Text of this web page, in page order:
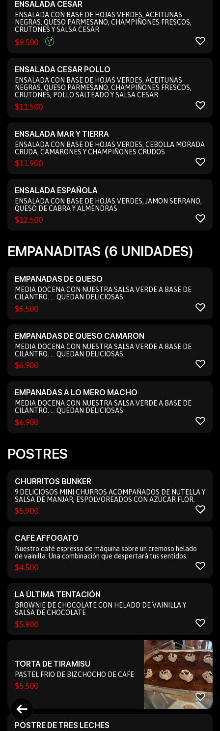
ENSALADA CESAR
ENSALADA CON BASE DE HOJAS VERDES, ACEITUNAS
NEGRAS, QUESO PARMESANO, CHAMPIÑONES FRESCOS,
CRUTONES Y SALSA CESAR
$9.500
ENSALADA CESAR POLLO
ENSALADA CON BASE DE HOJAS VERDES, ACEITUNAS
NEGRAS, QUESO PARMESANO, CHAMPIÑONES FRESCOS,
CRUTONES, POLLO SALTEADO Y SALSA CESAR
$11.500
ENSALADA MAR Y TIERRA
ENSALADA CON BASE DE HOJAS VERDES, CEBOLLA MORADA
CRUDA, CAMARONES Y CHAMPIÑONES CRUDOS
$11.900
ENSALADA ESPAÑOLA
ENSALADA CON BASE DE HOJAS VERDES, JAMÓN SERRANO,
QUESO DE CABRA Y ALMENDRAS
$12.500
EMPANADITAS (6 UNIDADES)
EMPANADAS DE QUESO
MEDIA DOCENA CON NUESTRA SALSA VERDE A BASE DE
CILANTRO. ... QUEDAN DELICIOSAS.
$6.500
EMPANADAS DE QUESO CAMARÓN
MEDIA DOCENA CON NUESTRA SALSA VERDE A BASE DE
CILANTRO. ... QUEDAN DELICIOSAS.
$6.900
EMPANADAS A LO MERO MACHO
MEDIA DOCENA CON NUESTRA SALSA VERDE A BASE DE
CILANTRO. ... QUEDAN DELICIOSAS.
$6.900
POSTRES
CHURRITOS BUNKER
9 DELICIOSOS MINI CHURROS ACOMPAÑADOS DE NUTELLA Y
SALSA DE MANJAR, ESPOLVOREADOS CON AZÚCAR FLOR.
$5.900
CAFÉ AFFOGATO
Nuestro café espresso de máquina sobre un cremoso helado
de vainilla. Una combinación que despertará tus sentidos.
$4.500
LA ÚLTIMA TENTACIÓN
BROWNIE DE CHOCOLATE CON HELADO DE VAINILLA Y
SALSA DE CHOCOLATE
$5.900
TORTA DE TIRAMISÚ
PASTEL FRIO DE BIZCHOCHO DE CAFÉ
$5.500
POSTRE DE TRES LECHES